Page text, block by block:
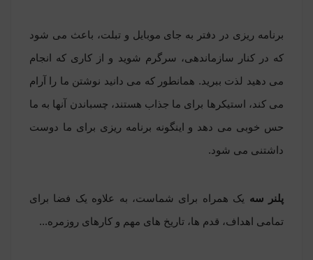
برنامه ریزی در دفتر به جای موبایل و تبلت، باعث می شود
که در کنار سازماندهی، سرگرم شوید و از کاری که انجام
می دهید لذت ببرید. همانطور که می دانید نوشتن ما را آرام
می کند، استیکرها برای ما جذاب هستند، چسباندن آنها به ما
حس خوبی می دهد و اینگونه برنامه ریزی برای ما دوست
داشتنی می شود.
پلنر سه یک همراه برای شماست، به علاوه یک فضا برای
تمامی اهداف، قدم ها، تاریخ های مهم و کارهای روزمره...